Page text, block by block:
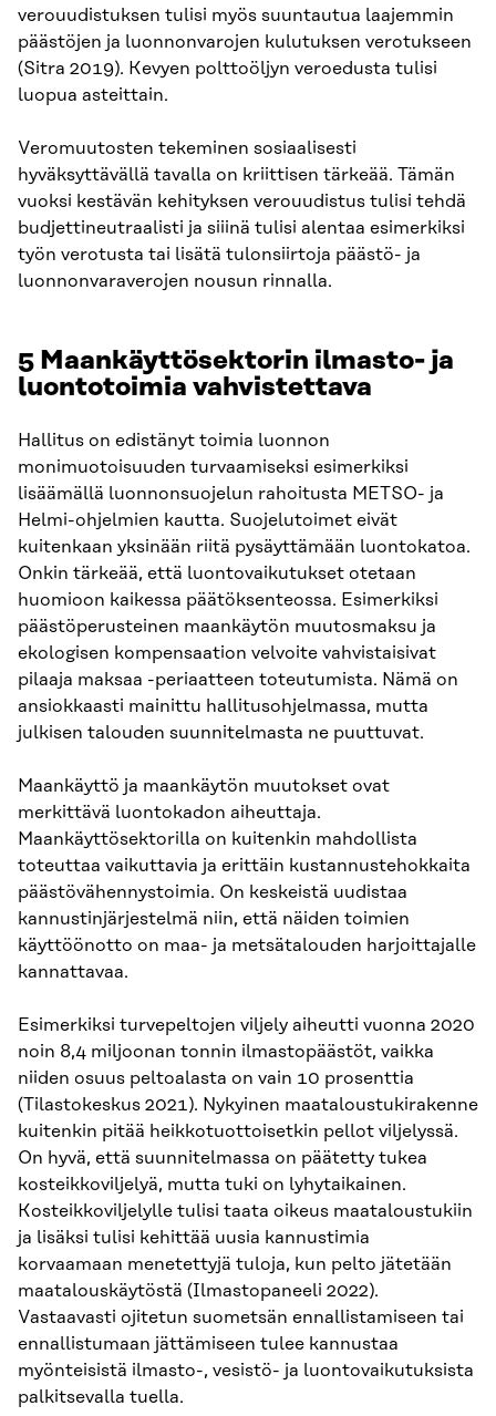
verouudistuksen tulisi myös suuntautua laajemmin
päästöjen ja luonnonvarojen kulutuksen verotukseen
(Sitra 2019). Kevyen polttoöljyn veroedusta tulisi
luopua asteittain.
Veromuutosten tekeminen sosiaalisesti
hyväksyttävällä tavalla on kriittisen tärkeää. Tämän
vuoksi kestävän kehityksen verouudistus tulisi tehdä
budjettineutraalisti ja siiinä tulisi alentaa esimerkiksi
työn verotusta tai lisätä tulonsiirtoja päästö- ja
luonnonvaraverojen nousun rinnalla.
5 Maankäyttösektorin ilmasto- ja
luontotoimia vahvistettava
Hallitus on edistänyt toimia luonnon
monimuotoisuuden turvaamiseksi esimerkiksi
lisäämällä luonnonsuojelun rahoitusta METSO- ja
Helmi-ohjelmien kautta. Suojelutoimet eivät
kuitenkaan yksinään riitä pysäyttämään luontokatoa.
Onkin tärkeää, että luontovaikutukset otetaan
huomioon kaikessa päätöksenteossa. Esimerkiksi
päästöperusteinen maankäytön muutosmaksu ja
ekologisen kompensaation velvoite vahvistaisivat
pilaaja maksaa -periaatteen toteutumista. Nämä on
ansiokkaasti mainittu hallitusohjelmassa, mutta
julkisen talouden suunnitelmasta ne puuttuvat.
Maankäyttö ja maankäytön muutokset ovat
merkittävä luontokadon aiheuttaja.
Maankäyttösektorilla on kuitenkin mahdollista
toteuttaa vaikuttavia ja erittäin kustannustehokkaita
päästövähennystoimia. On keskeistä uudistaa
kannustinjärjestelmä niin, että näiden toimien
käyttöönotto on maa- ja metsätalouden harjoittajalle
kannattavaa.
Esimerkiksi turvepeltojen viljely aiheutti vuonna 2020
noin 8,4 miljoonan tonnin ilmastopäästöt, vaikka
niiden osuus peltoalasta on vain 10 prosenttia
(Tilastokeskus 2021). Nykyinen maataloustukirakenne
kuitenkin pitää heikkotuottoisetkin pellot viljelyssä.
On hyvä, että suunnitelmassa on päätetty tukea
kosteikkoviljelyä, mutta tuki on lyhytaikainen.
Kosteikkoviljelylle tulisi taata oikeus maataloustukiin
ja lisäksi tulisi kehittää uusia kannustimia
korvaamaan menetettyjä tuloja, kun pelto jätetään
maatalouskäytöstä (Ilmastopaneeli 2022).
Vastaavasti ojitetun suometsän ennallistamiseen tai
ennallistumaan jättämiseen tulee kannustaa
myönteisistä ilmasto-, vesistö- ja luontovaikutuksista
palkitsevalla tuella.